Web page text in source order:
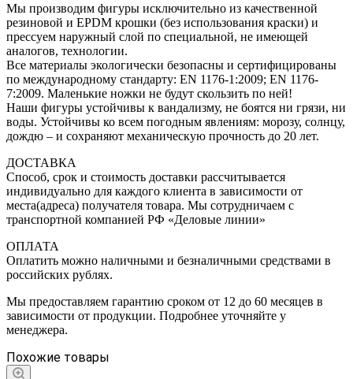
Мы производим фигуры исключительно из качественной
резиновой и EPDM крошки (без использования краски) и
прессуем наружный слой по специальной, не имеющей
аналогов, технологии.
Все материалы экологически безопасны и сертифицированы
по международному стандарту: EN 1176-1:2009; EN 1176-
7:2009. Маленькие ножки не будут скользить по ней!
Наши фигуры устойчивы к вандализму, не боятся ни грязи, ни
воды. Устойчивы ко всем погодным явлениям: морозу, солнцу,
дождю – и сохраняют механическую прочность до 20 лет.
ДОСТАВКА
Способ, срок и стоимость доставки рассчитывается
индивидуально для каждого клиента в зависимости от
места(адреса) получателя товара. Мы сотрудничаем с
транспортной компанией РФ «Деловые линии»
ОПЛАТА
Оплатить можно наличными и безналичными средствами в
российских рублях.
Мы предоставляем гарантию сроком от 12 до 60 месяцев в
зависимости от продукции. Подробнее уточняйте у
менеджера.
Похожие товары